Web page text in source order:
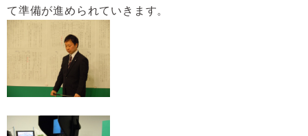
て準備が進められていきます。